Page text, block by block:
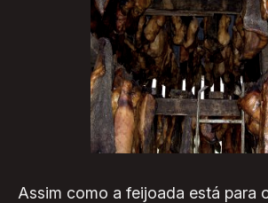
Assim como a feijoada está para